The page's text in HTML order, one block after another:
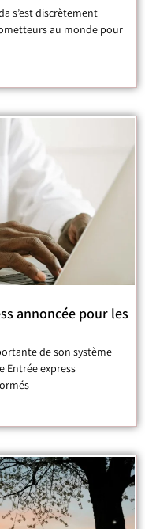
s’est discrètement
au monde pour
annoncée pour les
de son système
Entrée express